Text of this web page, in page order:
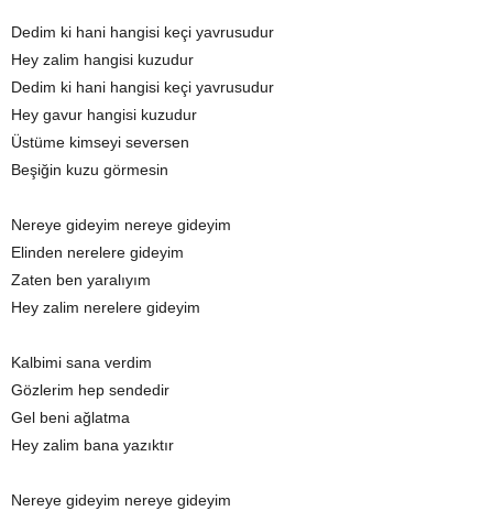
Dedim ki hani hangisi keçi yavrusudur
Hey zalim hangisi kuzudur
Dedim ki hani hangisi keçi yavrusudur
Hey gavur hangisi kuzudur
Üstüme kimseyi seversen
Beşiğin kuzu görmesin
Nereye gideyim nereye gideyim
Elinden nerelere gideyim
Zaten ben yaralıyım
Hey zalim nerelere gideyim
Kalbimi sana verdim
Gözlerim hep sendedir
Gel beni ağlatma
Hey zalim bana yazıktır
Nereye gideyim nereye gideyim